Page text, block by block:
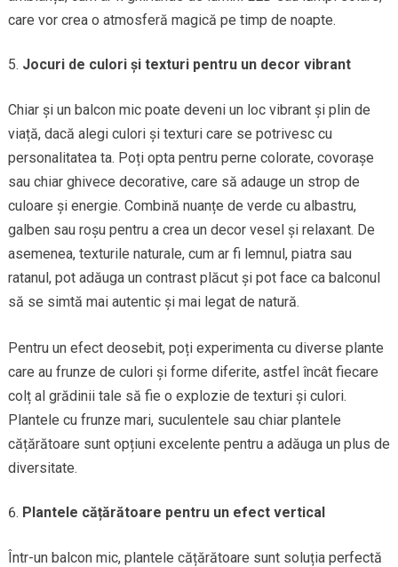
care vor crea o atmosferă magică pe timp de noapte.
Jocuri de culori și texturi pentru un decor vibrant
Chiar și un balcon mic poate deveni un loc vibrant și plin de
viață, dacă alegi culori și texturi care se potrivesc cu
personalitatea ta. Poți opta pentru perne colorate, covorașe
sau chiar ghivece decorative, care să adauge un strop de
culoare și energie. Combină nuanțe de verde cu albastru,
galben sau roșu pentru a crea un decor vesel și relaxant. De
asemenea, texturile naturale, cum ar fi lemnul, piatra sau
ratanul, pot adăuga un contrast plăcut și pot face ca balconul
să se simtă mai autentic și mai legat de natură.
Pentru un efect deosebit, poți experimenta cu diverse plante
care au frunze de culori și forme diferite, astfel încât fiecare
colț al grădinii tale să fie o explozie de texturi și culori.
Plantele cu frunze mari, suculentele sau chiar plantele
cățărătoare sunt opțiuni excelente pentru a adăuga un plus de
diversitate.
Plantele cățărătoare pentru un efect vertical
Într-un balcon mic, plantele cățărătoare sunt soluția perfectă